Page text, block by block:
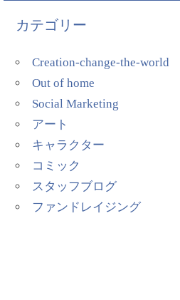
カテゴリー
Creation-change-the-world
Out of home
Social Marketing
アート
キャラクター
コミック
スタッフブログ
ファンドレイジング